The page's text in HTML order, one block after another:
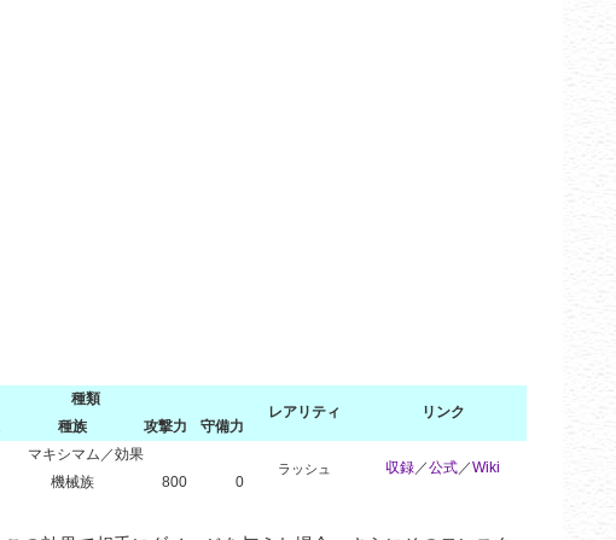
種類
レアリティ
リンク
種族 攻撃力 守備力
マキシマム／効果
ラッシュ 収録 ／公式 ／Wiki
機械族 800 0